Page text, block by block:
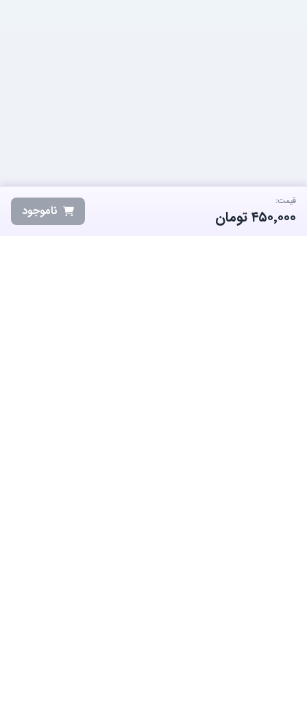
قیمت:
۴۵۰٬۰۰۰تومان ناموجود